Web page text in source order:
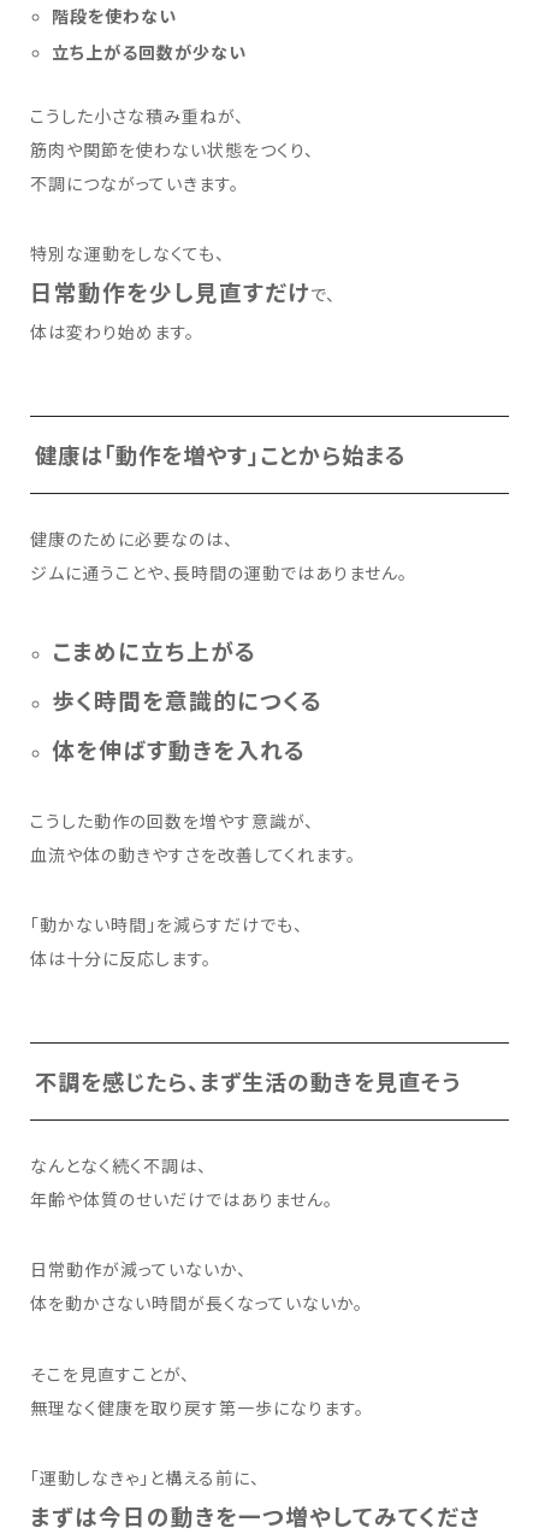
階段を使わない
立ち上がる回数が少ない
こうした小さな積み重ねが、
筋肉や関節を使わない状態をつくり、
不調につながっていきます。
特別な運動をしなくても、
日常動作を少し見直すだけで、
体は変わり始めます。
健康は「動作を増やす」ことから始まる
健康のために必要なのは、
ジムに通うことや、長時間の運動ではありません。
こまめに立ち上がる
歩く時間を意識的につくる
体を伸ばす動きを入れる
こうした動作の回数を増やす意識が、
血流や体の動きやすさを改善してくれます。
「動かない時間」を減らすだけでも、
体は十分に反応します。
不調を感じたら、まず生活の動きを見直そう
なんとなく続く不調は、
年齢や体質のせいだけではありません。
日常動作が減っていないか、
体を動かさない時間が長くなっていないか。
そこを見直すことが、
無理なく健康を取り戻す第一歩になります。
「運動しなきゃ」と構える前に、
まずは今日の動きを一つ増やしてみてくださ